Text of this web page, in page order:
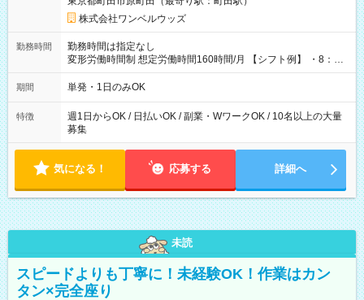
株式会社ワンベルウッズ
勤務時間
勤務時間は指定なし
変形労働時間制 想定労働時間160時間/月 【シフト例】 ・8：00
～21：00
期間 単発・1日のみOK
特徴
週1日からOK / 日払いOK / 副業・WワークOK / 10名以上の大量
募集
気になる！ 応募する 詳細へ
未読
スピードよりも丁寧に！未経験OK！作業はカン
タン×完全座り